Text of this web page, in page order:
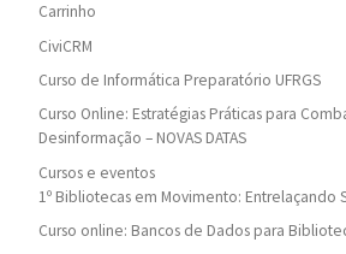
Carrinho
CiviCRM
Curso de Informática Preparatório UFRGS
Curso Online: Estratégias Práticas para
Desinformação – NOVAS DATAS
Cursos e eventos
1º Bibliotecas em Movimento: Entrelaçando
Curso online: Bancos de Dados para